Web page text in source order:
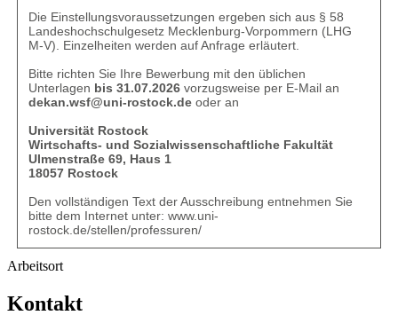
Die Einstellungsvoraussetzungen ergeben sich aus § 58
Landeshochschulgesetz Mecklenburg-Vorpommern (LHG
M-V). Einzelheiten werden auf Anfrage erläutert.
Bitte richten Sie Ihre Bewerbung mit den üblichen
Unterlagen bis 31.07.2026 vorzugsweise per E-Mail an
dekan.wsf@uni-rostock.de oder an
Universität Rostock
Wirtschafts- und Sozialwissenschaftliche Fakultät
Ulmenstraße 69, Haus 1
18057 Rostock
Den vollständigen Text der Ausschreibung entnehmen Sie
bitte dem Internet unter:www.uni-
rostock.de/stellen/professuren/
Arbeitsort
Kontakt